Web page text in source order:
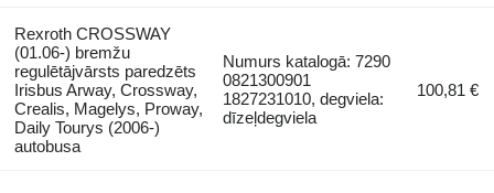
Rexroth CROSSWAY
(01.06-) bremžu
regulētājvārsts paredzēts
Irisbus Arway, Crossway,
Crealis, Magelys, Proway,
Daily Tourys (2006-)
autobusa
Numurs katalogā: 7290
0821300901
1827231010, degviela:
dīzeļdegviela
100,81 €